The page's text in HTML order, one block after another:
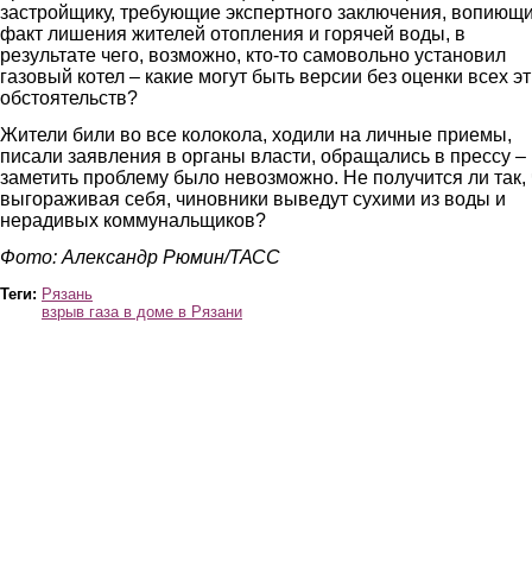
застройщику, требующие экспертного заключения,
факт лишения жителей отопления и горячей воды, в
результате чего, возможно, кто-то самовольно установил
газовый котел – какие могут быть версии без оценки всех
обстоятельств?
Жители били во все колокола, ходили на личные приемы,
писали заявления в органы власти, обращались в прессу –
заметить проблему было невозможно. Не получится ли так,
выгораживая себя, чиновники выведут сухими из воды и
нерадивых коммунальщиков?
Фото: Александр Рюмин/ТАСС
Теги: Рязань
взрыв газа в доме в Рязани